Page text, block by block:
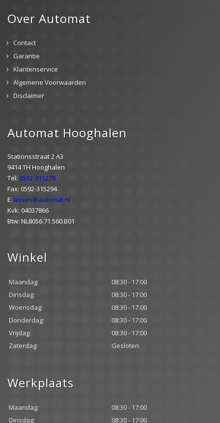
Over Automat
Contact
Garantie
Klantenservice
Algemene Voorwaarden
Disclaimer
Automat Hooghalen
Stationsstraat 2 A3
9414 TH Hooghalen
Tel: 0592-315279
Fax: 0592-315294
E: assen@automat.nl
Kvk: 04037866
Btw: NL8056.71.560.B01
Winkel
Maandag:
08:30 - 17:00
Dinsdag:
08:30 - 17:00
Woensdag:
08:30 - 17:00
Donderdag:
08:30 - 17:00
Vrijdag:
08:30 - 17:00
Zaterdag:
Gesloten
Werkplaats
Maandag:
08:30 - 17:00
Dinsdag:
08:30 - 17:00